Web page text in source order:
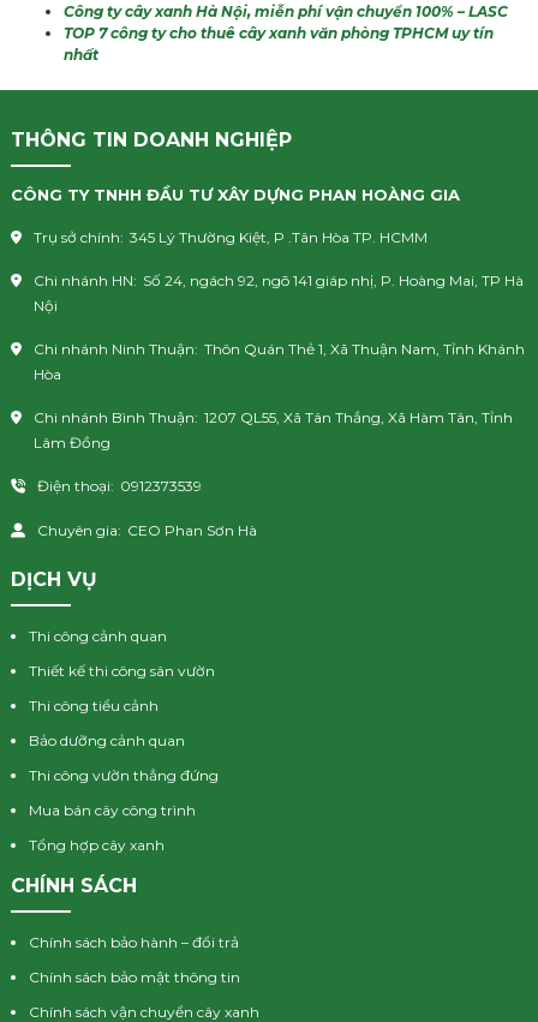
Công ty cây xanh Hà Nội, miễn phí vận chuyển 100% – LASC
TOP 7 công ty cho thuê cây xanh văn phòng TPHCM uy tín
nhất
THÔNG TIN DOANH NGHIỆP
CÔNG TY TNHH ĐẦU TƯ XÂY DỰNG PHAN HOÀNG GIA
Trụ sở chính: 345 Lý Thường Kiệt, P .Tân Hòa TP. HCMM
Chi nhánh HN: Số 24, ngách 92, ngõ 141 giáp nhị, P. Hoàng Mai, TP Hà
Nội
Chi nhánh Ninh Thuận: Thôn Quán Thẻ 1, Xã Thuận Nam, Tỉnh Khánh
Hòa
Chi nhánh Bình Thuận: 1207 QL55, Xã Tân Thắng, Xã Hàm Tân, Tỉnh
Lâm Đồng
Điện thoại: 0912373539
Chuyên gia: CEO Phan Sơn Hà
DỊCH VỤ
Thi công cảnh quan
Thiết kế thi công sân vườn
Thi công tiểu cảnh
Bảo dưỡng cảnh quan
Thi công vườn thẳng đứng
Mua bán cây công trình
Tổng hợp cây xanh
CHÍNH SÁCH
Chính sách bảo hành – đổi trả
Chính sách bảo mật thông tin
Chính sách vận chuyển cây xanh